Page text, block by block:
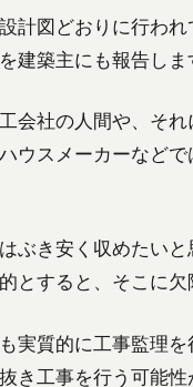
計図どおりに行わ
建築主にも報告しま
会社の人間や、そ
ウスメーカーなど
ぶき安く収めたい
とすると、そこに
実質的に工事監理
き工事を行う可能